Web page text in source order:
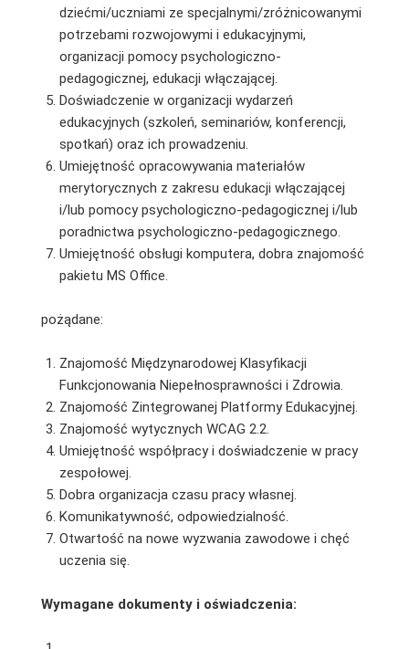
dziećmi/uczniami ze specjalnymi/zróżnicowanymi
potrzebami rozwojowymi i edukacyjnymi,
organizacji pomocy psychologiczno-
pedagogicznej, edukacji włączającej.
Doświadczenie w organizacji wydarzeń
edukacyjnych (szkoleń, seminariów, konferencji,
spotkań) oraz ich prowadzeniu.
Umiejętność opracowywania materiałów
merytorycznych z zakresu edukacji włączającej
i/lub pomocy psychologiczno-pedagogicznej i/lub
poradnictwa psychologiczno-pedagogicznego.
Umiejętność obsługi komputera, dobra znajomość
pakietu MS Office.
pożądane:
Znajomość Międzynarodowej Klasyfikacji
Funkcjonowania Niepełnosprawności i Zdrowia.
Znajomość Zintegrowanej Platformy Edukacyjnej.
Znajomość wytycznych WCAG 2.2.
Umiejętność współpracy i doświadczenie w pracy
zespołowej.
Dobra organizacja czasu pracy własnej.
Komunikatywność, odpowiedzialność.
Otwartość na nowe wyzwania zawodowe i chęć
uczenia się.
Wymagane dokumenty i oświadczenia: